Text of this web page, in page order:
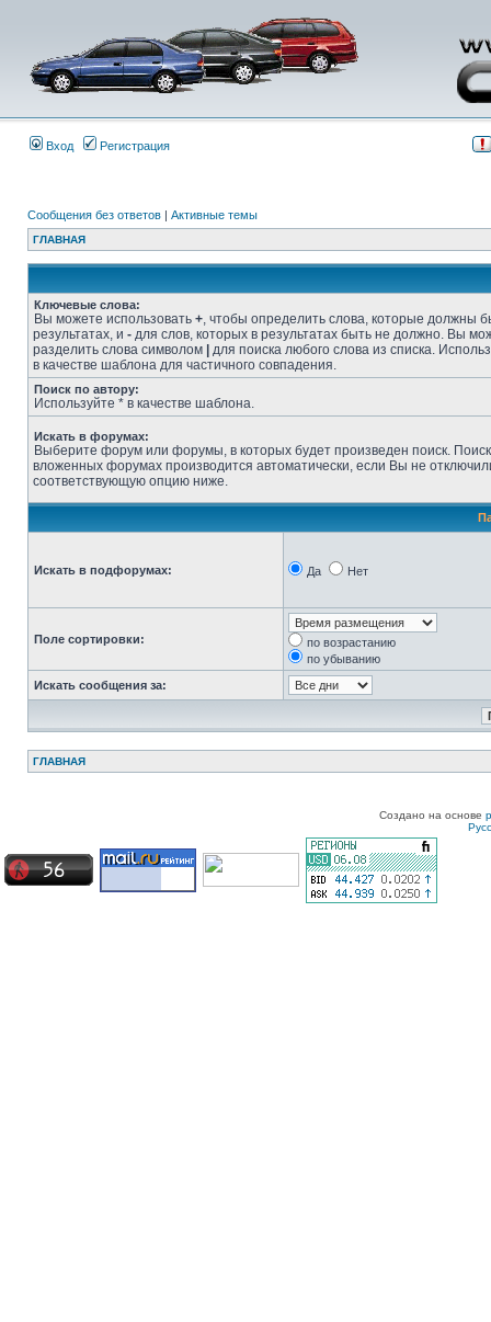
Вход Регистрация
Сообщения без ответов | Активные темы
ГЛАВНАЯ
Ключевые слова:
Вы можете использовать +, чтобы определить слова, которые должны
результатах, и - для слов, которых в результатах быть не должно. Вы
разделить слова символом
для поиска любого слова из списка.
в качестве шаблона для частичного совпадения.
Поиск по автору:
Используйте * в качестве шаблона.
Искать в форумах:
Выберите форум или форумы, в которых будет произведен поиск.
вложенных форумах производится автоматически, если Вы не
соответствующую опцию ниже.
Искать в подфорумах: Да Нет
Поле сортировки:
по возрастанию
по убыванию
Искать сообщения за:
ГЛАВНАЯ
Создано на основе